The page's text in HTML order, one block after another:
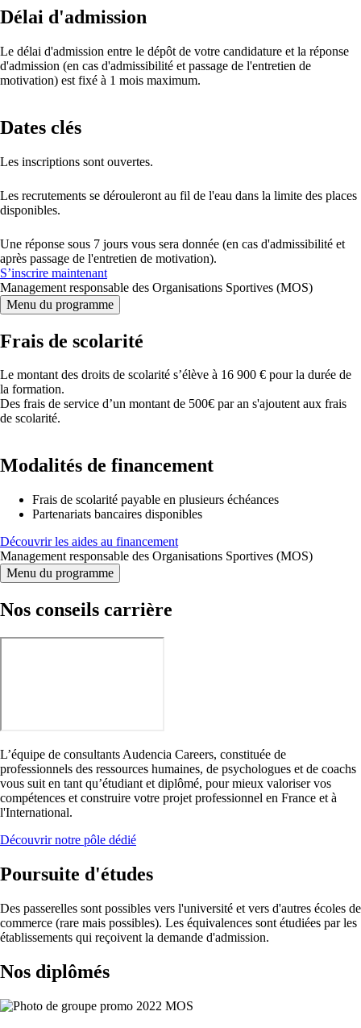
Délai d'admission
Le délai d'admission entre le dépôt de votre candidature et la réponse
d'admission (en cas d'admissibilité et passage de l'entretien de
motivation) est fixé à 1 mois maximum.
Dates clés
Les inscriptions sont ouvertes.
Les recrutements se dérouleront au fil de l'eau dans la limite des places
disponibles.
Une réponse sous 7 jours vous sera donnée (en cas d'admissibilité et
après passage de l'entretien de motivation).
S’inscrire maintenant
Management responsable des Organisations Sportives (MOS)
Menu du programme
Frais de scolarité
Le montant des droits de scolarité s’élève à 16 900 € pour la durée de
la formation.
Des frais de service d’un montant de 500€ par an s'ajoutent aux frais
de scolarité.
Modalités de financement
Frais de scolarité payable en plusieurs échéances
Partenariats bancaires disponibles
Découvrir les aides au financement
Management responsable des Organisations Sportives (MOS)
Menu du programme
Nos conseils carrière
L’équipe de consultants Audencia Careers, constituée de
professionnels des ressources humaines, de psychologues et de coachs
vous suit en tant qu’étudiant et diplômé, pour mieux valoriser vos
compétences et construire votre projet professionnel en France et à
l'International.
Découvrir notre pôle dédié
Poursuite d'études
Des passerelles sont possibles vers l'université et vers d'autres écoles de
commerce (rare mais possibles). Les équivalences sont étudiées par les
établissements qui reçoivent la demande d'admission.
Nos diplômés